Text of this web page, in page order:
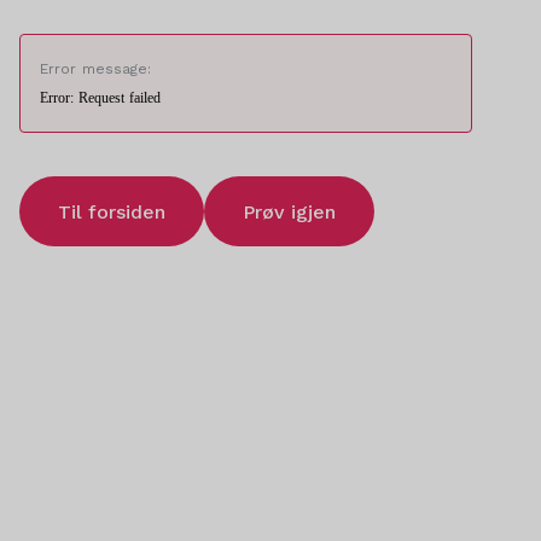
Error message:
Error: Request failed
Til forsiden Prøv igjen